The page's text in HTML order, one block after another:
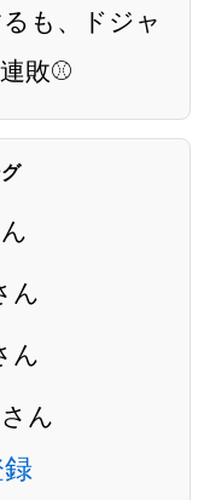
も、ドジャ
敗⚾️
ん
ん
ん